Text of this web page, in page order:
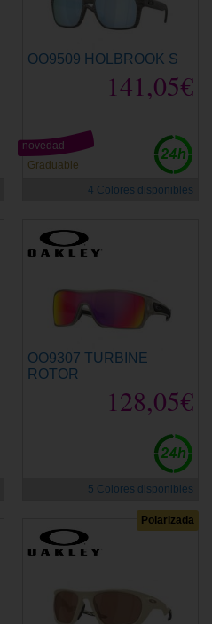
OO9509 HOLBROOK S
141,05€
Graduable
novedad
4 Colores disponibles
OO9307 TURBINE
ROTOR
128,05€
5 Colores disponibles
Polarizada